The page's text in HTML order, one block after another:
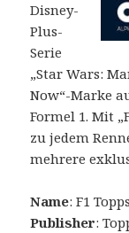
Disney-
Plus-
Serie
„Star Wars:
Now“-Marke
Formel 1. Mit
zu jedem
mehrere
Name: F1
Publisher: